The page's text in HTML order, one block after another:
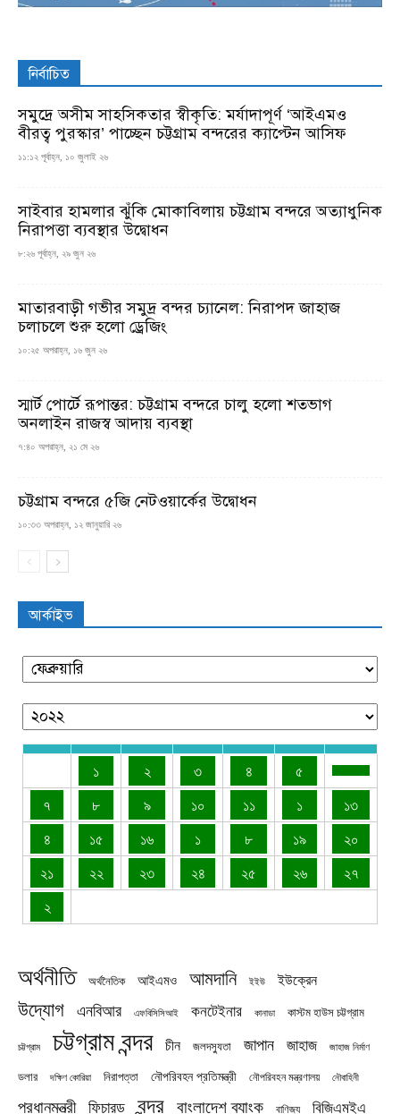
নির্বাচিত
সমুদ্রে অসীম সাহসিকতার স্বীকৃতি: মর্যাদাপূর্ণ ‘আইএমও
বীরত্ব পুরস্কার’ পাচ্ছেন চট্টগ্রাম বন্দরের ক্যাপ্টেন আসিফ
১১:১২ পূর্বাহ্ন, ১০ জুলাই ২৬
সাইবার হামলার ঝুঁকি মোকাবিলায় চট্টগ্রাম বন্দরে অত্যাধুনিক
নিরাপত্তা ব্যবস্থার উদ্বোধন
৮:২৬ পূর্বাহ্ন, ২৯ জুন ২৬
মাতারবাড়ী গভীর সমুদ্র বন্দর চ্যানেল: নিরাপদ জাহাজ
চলাচলে শুরু হলো ড্রেজিং
১০:২৫ অপরাহ্ন, ১৬ জুন ২৬
স্মার্ট পোর্টে রূপান্তর: চট্টগ্রাম বন্দরে চালু হলো শতভাগ
অনলাইন রাজস্ব আদায় ব্যবস্থা
৭:৪০ অপরাহ্ন, ২১ মে ২৬
চট্টগ্রাম বন্দরে ৫জি নেটওয়ার্কের উদ্বোধন
১০:৩৩ অপরাহ্ন, ১২ জানুয়ারি ২৬
আর্কাইভ
১ ২ ৩ ৪
৫
৭
৮ ৯ ১০ ১১ ১
১৩
৪
১৫ ১৬ ১ ৮ ১৯
২০
২১
২২ ২৩ ২৪ ২৫ ২৬
২৭
২
অর্থনীতি অর্থনৈতিক আইএমও আমদানি ইইউ ইউক্রেন
উদ্যোগ এনবিআর এফবিসিসিআই কনটেইনার কানাডা কাস্টম হাউস চট্টগ্রাম
চট্টগ্রাম চট্টগ্রাম বন্দর চীন জলদস্যুতা জাপান জাহাজ জাহাজ নির্মাণ
ডলার দক্ষিণ কোরিয়া নিরাপত্তা নৌপরিবহন প্রতিমন্ত্রী নৌপরিবহন মন্ত্রণালয় নৌবাহিনী
প্রধানমন্ত্রী ফিচারড বন্দর বাংলাদেশ ব্যাংক বাণিজ্য বিজিএমইএ